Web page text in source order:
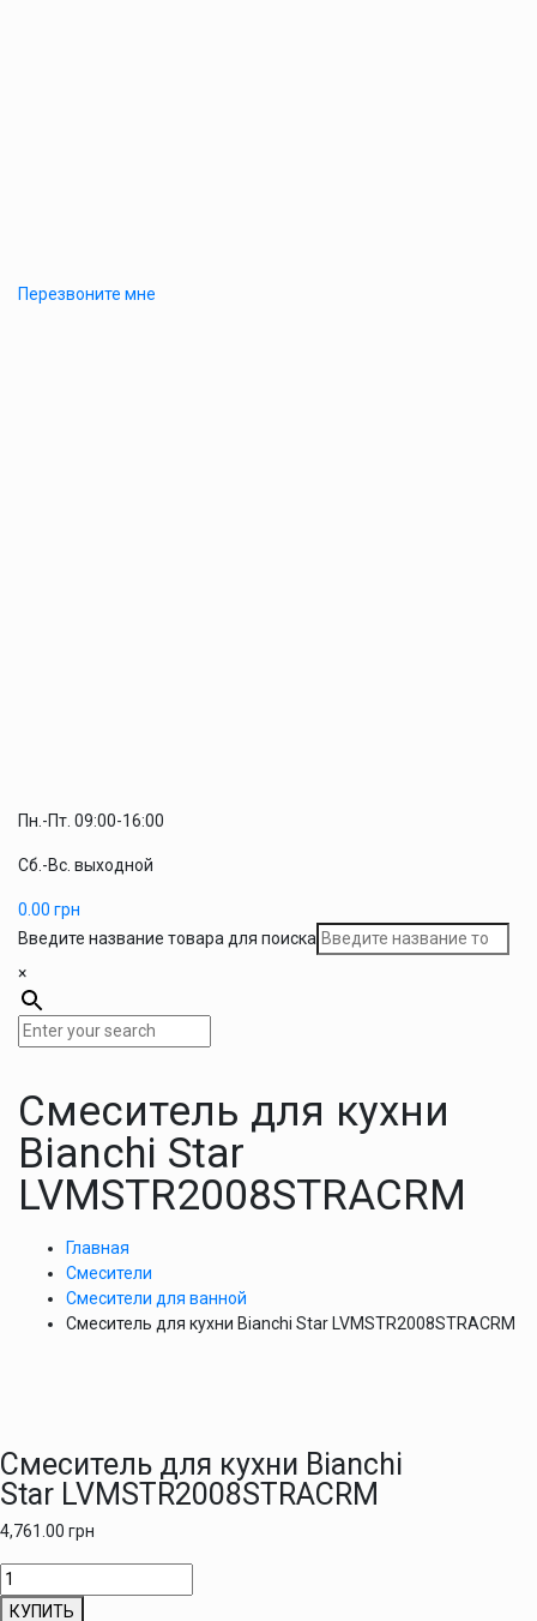
Перезвоните мне
Пн.-Пт. 09:00-16:00
Сб.-Вс. выходной
0.00 грн
Введите название товара для поиска
×
Смеситель для кухни
Bianchi Star
LVMSTR2008STRACRM
Главная
Смесители
Смесители для ванной
Смеситель для кухни Bianchi Star LVMSTR2008STRACRM
Смеситель для кухни Bianchi
Star LVMSTR2008STRACRM
4,761.00 грн
Количество
товара
КУПИТЬ